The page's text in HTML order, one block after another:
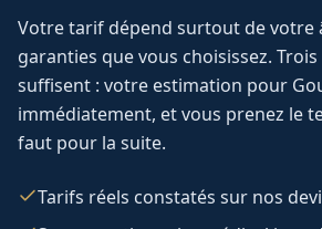
Votre tarif dépend surtout de votre
garanties que vous choisissez.
suffisent : votre estimation pour
immédiatement, et vous prenez le
faut pour la suite.
Tarifs réels constatés sur nos